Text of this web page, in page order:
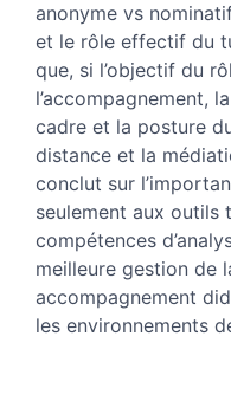
anonyme vs
et le rôle effectif du
que, si l’objectif du
l’accompagnement,
cadre et la posture
distance et la
conclut sur
seulement aux outils
compétences
meilleure gestion de
accompagnement
les environnements